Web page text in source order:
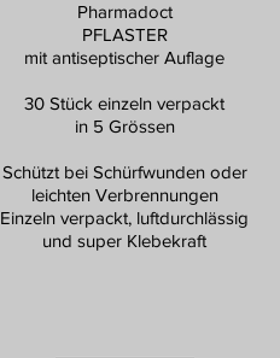
Pharmadoct
PFLASTER
mit antiseptischer Auflage
30 Stück einzeln verpackt
in 5 Grössen
Schützt bei Schürfwunden oder
leichten Verbrennungen
Einzeln verpackt, luftdurchlässig
und super Klebekraft